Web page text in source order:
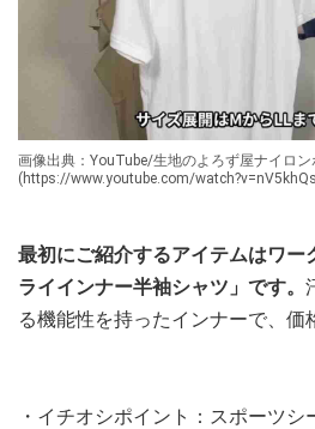
画像出典：YouTube/生地のよろず屋ナイロ
(https://www.youtube.com/
最初にご紹介するアイテムはワー
ライインナー半袖シャツ」です。
る機能性を持ったインナーで、価
・イチオシポイント：スポーツ